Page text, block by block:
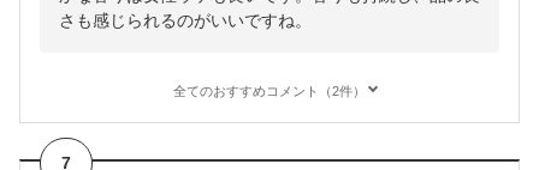
さも感じられるのがいいですね。
全てのおすすめコメント（2件）
7